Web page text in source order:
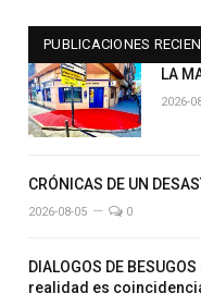
PUBLICACIONES
LA
2026-
CRÓNICAS DE UN
2026-08-05 0
DIALOGOS DE
realidad es